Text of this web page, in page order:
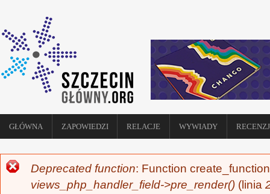
GŁÓWNA ZAPOWIEDZI RELACJE WYWIADY
KOMUNIKAT O BŁĘDZIE
Deprecated function: Function
views_php_handler_field->pre_render() (linia